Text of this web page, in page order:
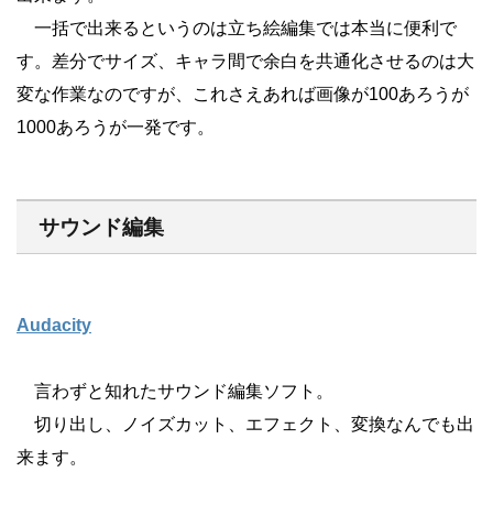
一括で出来るというのは立ち絵編集では本当に便利で
す。差分でサイズ、キャラ間で余白を共通化させるのは大
変な作業なのですが、これさえあれば画像が100あろうが
1000あろうが一発です。
サウンド編集
Audacity
言わずと知れたサウンド編集ソフト。
切り出し、ノイズカット、エフェクト、変換なんでも出
来ます。